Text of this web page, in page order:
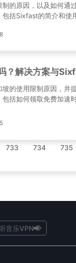
的原因，以及如何通
括Sixfast的简介和使
？解决方案与
的使用限制原因，并
括如何领取免费加速
733 734 735
音乐VPN